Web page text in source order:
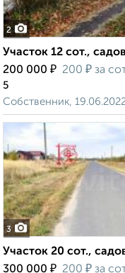
2
Участок 12 сот.,
200 000 ₽ 200 ₽ за
5
Собственник,
3
Участок 20 сот.,
300 000 ₽ 200 ₽ за